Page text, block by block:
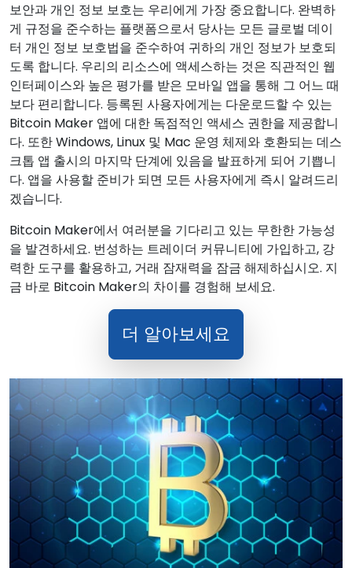
보안과 개인 정보 보호는 우리에게 가장 중요합니다. 완벽하
게 규정을 준수하는 플랫폼으로서 당사는 모든 글로벌 데이
터 개인 정보 보호법을 준수하여 귀하의 개인 정보가 보호되
도록 합니다. 우리의 리소스에 액세스하는 것은 직관적인 웹
인터페이스와 높은 평가를 받은 모바일 앱을 통해 그 어느 때
보다 편리합니다. 등록된 사용자에게는 다운로드할 수 있는
Bitcoin Maker 앱에 대한 독점적인 액세스 권한을 제공합니
다. 또한 Windows, Linux 및 Mac 운영 체제와 호환되는 데스
크톱 앱 출시의 마지막 단계에 있음을 발표하게 되어 기쁩니
다. 앱을 사용할 준비가 되면 모든 사용자에게 즉시 알려드리
겠습니다.
Bitcoin Maker에서 여러분을 기다리고 있는 무한한 가능성
을 발견하세요. 번성하는 트레이더 커뮤니티에 가입하고, 강
력한 도구를 활용하고, 거래 잠재력을 잠금 해제하십시오. 지
금 바로 Bitcoin Maker의 차이를 경험해 보세요.
더 알아보세요